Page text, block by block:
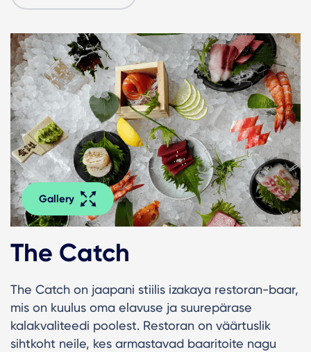
Gallery
The Catch
The Catch on jaapani stiilis izakaya restoran-baar,
mis on kuulus oma elavuse ja suurepärase
kalakvaliteedi poolest. Restoran on väärtuslik
sihtkoht neile, kes armastavad baaritoite nagu